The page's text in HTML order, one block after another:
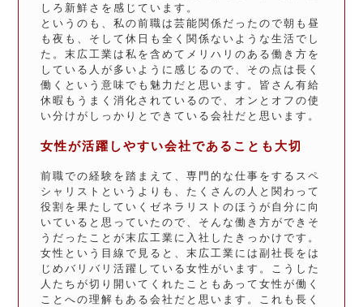
しろ新鮮さを感じています。
というのも、私の前職は芸能関係だったので朝も昼
も夜も、そして休日も全く関係ないような生活でし
た。末広工業は私を含めてメリハリのある働き方を
している人が多いように感じるので、その点は長く
働くという意味でも魅力だと思います。皆さん有給
休暇もうまく消化されているので、オンとオフの使
い分けがしっかりとできている会社だと思います。
女性が活躍しやすい会社であることも大切
前職での経験を踏まえて、専門的な仕事をするスペ
シャリストというよりも、たくさんの人と関わって
役割を果たしていくゼネラリストのほうが自分に向
いていると思っていたので、そんな働き方ができそ
うだったことが末広工業に入社したきっかけです。
女性という目線で見ると、末広工業には副社長をは
じめバリバリ活躍している女性がいます。こうした
人たちが切り開いてくれたこともあって女性が働く
ことへの理解もある会社だと思います。これも長く